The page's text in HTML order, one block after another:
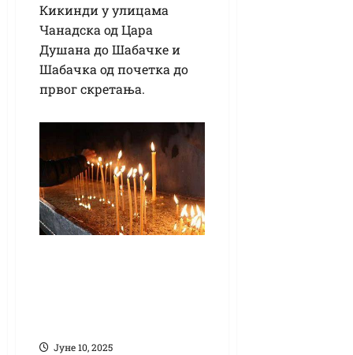
Кикинди у улицама
Чанадска од Цара
Душана до Шабачке и
Шабачка од почетка до
првог скретања.
Јуне 10, 2025